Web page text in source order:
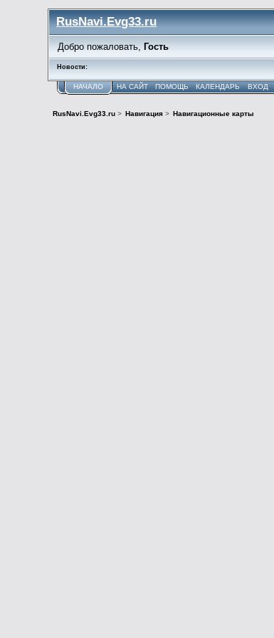
RusNavi.Evg33.ru
Добро пожаловать, Гость
Новости:
НАЧАЛО НА САЙТ ПОМОЩЬ КАЛЕНДАРЬ ВХОД
RusNavi.Evg33.ru> Навигация> Навигационные карты